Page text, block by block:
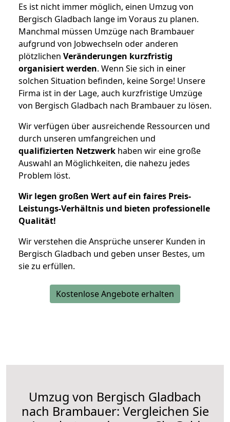
Es ist nicht immer möglich, einen Umzug von
Bergisch Gladbach lange im Voraus zu planen.
Manchmal müssen Umzüge nach Brambauer
aufgrund von Jobwechseln oder anderen
plötzlichen Veränderungen kurzfristig
organisiert werden. Wenn Sie sich in einer
solchen Situation befinden, keine Sorge! Unsere
Firma ist in der Lage, auch kurzfristige Umzüge
von Bergisch Gladbach nach Brambauer zu lösen.
Wir verfügen über ausreichende Ressourcen und
durch unseren umfangreichen und
qualifizierten Netzwerk haben wir eine große
Auswahl an Möglichkeiten, die nahezu jedes
Problem löst.
Wir legen großen Wert auf ein faires Preis-
Leistungs-Verhältnis und bieten professionelle
Qualität!
Wir verstehen die Ansprüche unserer Kunden in
Bergisch Gladbach und geben unser Bestes, um
sie zu erfüllen.
Kostenlose Angebote erhalten
Umzug von Bergisch Gladbach
nach Brambauer: Vergleichen Sie